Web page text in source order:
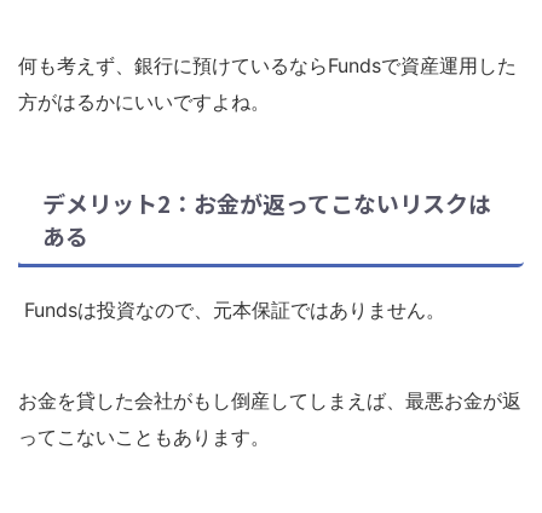
何も考えず、銀行に預けているならFundsで資産運用した
方がはるかにいいですよね。
デメリット2：お金が返ってこないリスクは
ある
Fundsは投資なので、元本保証ではありません。
お金を貸した会社がもし倒産してしまえば、最悪お金が返
ってこないこともあります。